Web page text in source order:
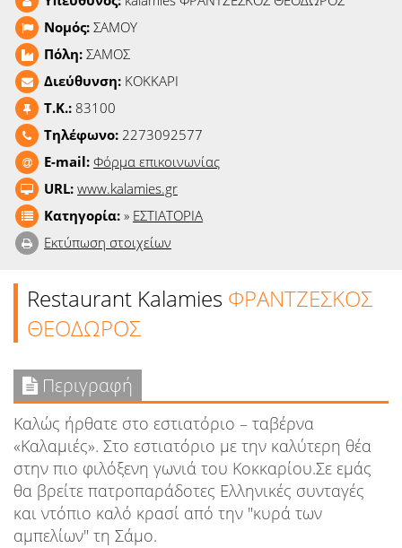
Νομός: ΣΑΜΟΥ
Πόλη: ΣΑΜΟΣ
Διεύθυνση: ΚΟΚΚΑΡΙ
T.K.: 83100
Τηλέφωνο: 2273092577
E-mail: Φόρμα επικοινωνίας
URL: www.kalamies.gr
Κατηγορία: » ΕΣΤΙΑΤΟΡΙΑ
Εκτύπωση στοιχείων
Restaurant Kalamies ΦΡΑΝΤΖΕΣΚΟΣ
ΘΕΟΔΩΡΟΣ
Περιγραφή
Καλώς ήρθατε στο εστιατόριο – ταβέρνα
«Καλαμιές». Στο εστιατόριο με την καλύτερη θέα
στην πιο φιλόξενη γωνιά του Κοκκαρίου.Σε εμάς
θα βρείτε πατροπαράδοτες Ελληνικές συνταγές
και ντόπιο καλό κρασί από την "κυρά των
αμπελίων" τη Σάμο.